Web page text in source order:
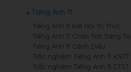
Tiếng Anh 11
Tiếng Anh 11 Kết Nối Tri Thức
Tiếng Anh 11 Chân Trời Sáng
Tiếng Anh 11 Cánh Diều
Trắc nghiệm Tiếng Anh 11 KNTT
Trắc nghiệm Tiếng Anh 11 CTST